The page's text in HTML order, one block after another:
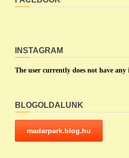
INSTAGRAM
The user currently does not have any
BLOGOLDALUNK
madarpark.blog.hu